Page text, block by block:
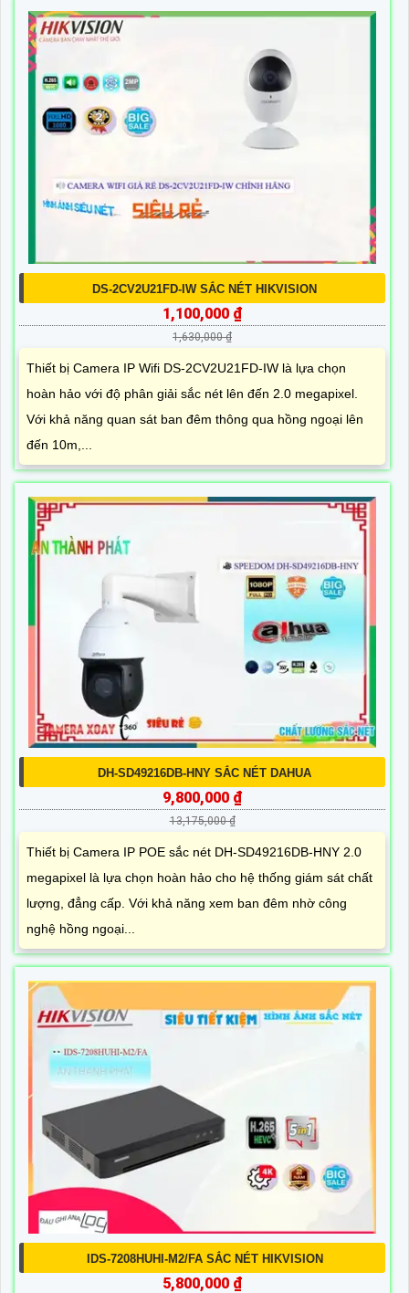
DS-2CV2U21FD-IW SẮC NÉT HIKVISION
1,100,000 ₫
1,630,000 ₫
Thiết bị Camera IP Wifi DS-2CV2U21FD-IW là lựa chọn
hoàn hảo với độ phân giải sắc nét lên đến 2.0 megapixel.
Với khả năng quan sát ban đêm thông qua hồng ngoại lên
đến 10m,...
DH-SD49216DB-HNY SẮC NÉT DAHUA
9,800,000 ₫
13,175,000 ₫
Thiết bị Camera IP POE sắc nét DH-SD49216DB-HNY 2.0
megapixel là lựa chọn hoàn hảo cho hệ thống giám sát chất
lượng, đẳng cấp. Với khả năng xem ban đêm nhờ công
nghệ hồng ngoại...
IDS-7208HUHI-M2/FA SẮC NÉT HIKVISION
5,800,000 ₫